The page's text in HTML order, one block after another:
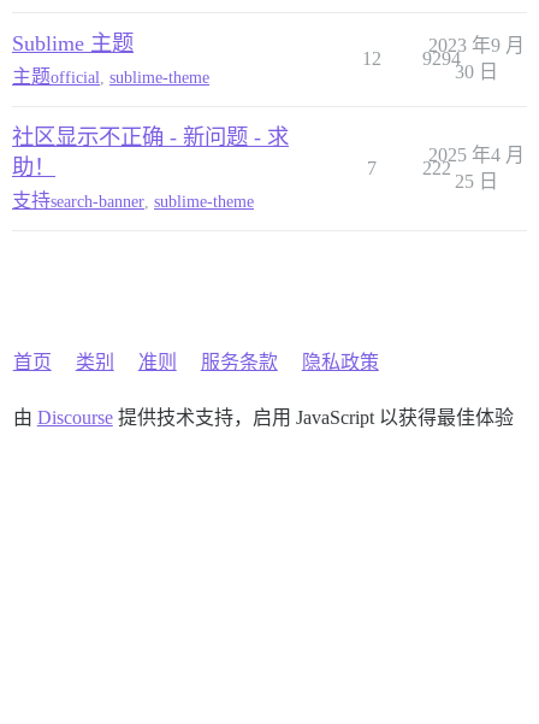
Sublime 主题
主题official sublime-theme
12 9294
2023 年9 月
30 日
社区显示不正确 - 新问题 - 求
助！
支持search-banner sublime-theme
7 222
2025 年4 月
25 日
首页 类别 准则 服务条款 隐私政策
由 Discourse提供技术支持，启用 JavaScript 以获得最佳体验